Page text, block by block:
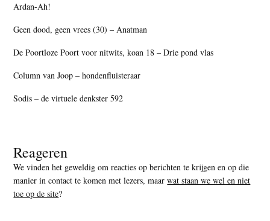
Ardan-Ah!
Geen dood, geen vrees (30) – Anatman
De Poortloze Poort voor nitwits, koan 18 – Drie pond vlas
Column van Joop – hondenfluisteraar
Sodis – de virtuele denkster 592
Reageren
We vinden het geweldig om reacties op berichten te krijgen en op die
manier in contact te komen met lezers, maarwat staan we wel en niet
toe op de site?